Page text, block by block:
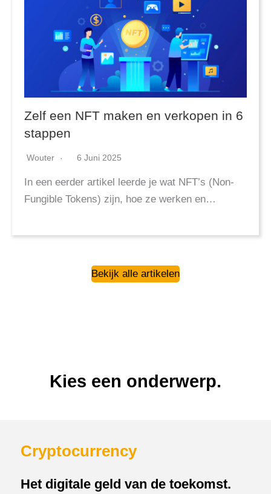
Zelf een NFT maken en verkopen in 6
stappen
Wouter 6 Juni 2025
In een eerder artikel leerde je wat NFT’s (Non-
Fungible Tokens) zijn, hoe ze werken en…
Bekijk alle artikelen
Kies een onderwerp.
Cryptocurrency
Het digitale geld van de toekomst.